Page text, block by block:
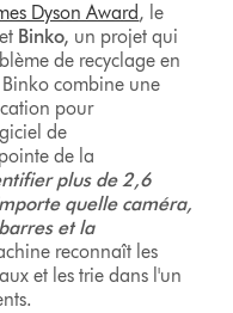
Dyson Award, le
Binko, un projet qui
de recyclage en
combine une
pour
de
de la
plus de 2,6
quelle caméra,
et la
reconnaît les
et les trie dans l'un